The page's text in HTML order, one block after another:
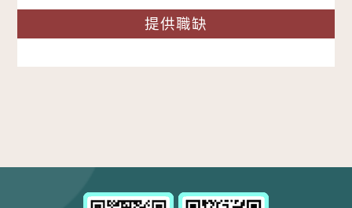
提供職缺